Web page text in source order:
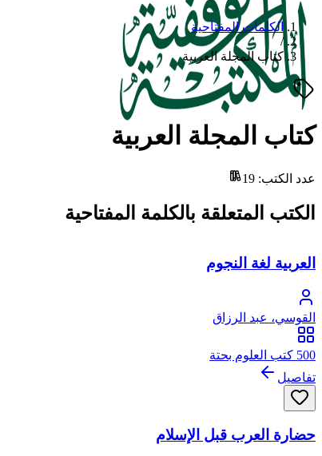
الكلمات المفتاحية
/
كتاب المجلة العربية
كتاب المجلة العربية
عدد الكتب:
19
الكتب المتعلقة بالكلمة المفتاحية
العربية لغة النجوم
القوسي، عبد الرزاق
500 كتب العلوم بحتة
تفاصيل
حضارة العرب قبل الإسلام